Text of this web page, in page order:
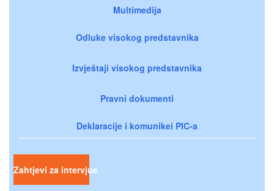
Multimedija
Odluke visokog predstavnika
Izvještaji visokog predstavnika
Pravni dokumenti
Deklaracije i komunikei PIC-a
Zahtjevi za intervjue